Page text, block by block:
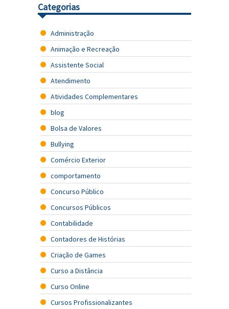
Categorias
Administração
Animação e Recreação
Assistente Social
Atendimento
Atividades Complementares
blog
Bolsa de Valores
Bullying
Comércio Exterior
comportamento
Concurso Público
Concursos Públicos
Contabilidade
Contadores de Histórias
Criação de Games
Curso a Distância
Curso Online
Cursos Profissionalizantes